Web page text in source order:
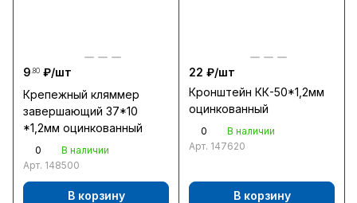
9.80 ₽/шт
Крепежный кляммер
завершающий 37*10
*1,2мм оцинкованный
0
В наличии
Арт. 148500
В корзину
22 ₽/шт
Кронштейн КК-50*1,2мм
оцинкованный
0
В наличии
Арт. 147620
В корзину